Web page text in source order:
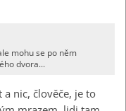
mohu se po něm
dvora...
nic, člověče, je to